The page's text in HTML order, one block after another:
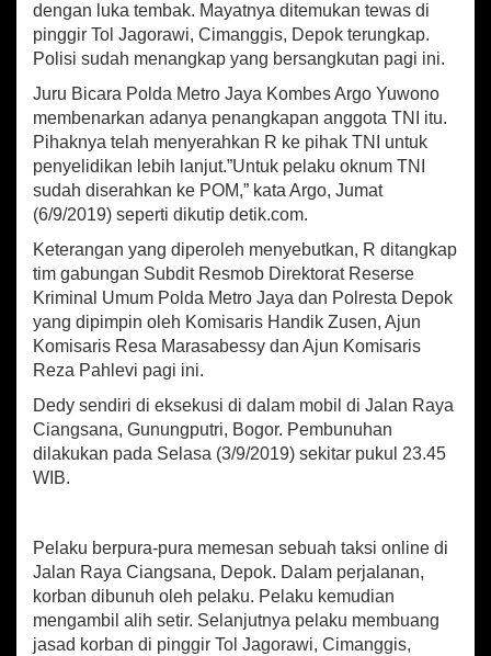
e
r
s
m
a
T
e
a
n
W
a
n
i
t
a
n
a
D
M
e
m
b
u
p
p
o
k
dengan luka tembak. Mayatnya ditemukan tewas di
pinggir Tol Jagorawi, Cimanggis, Depok terungkap.
Polisi sudah menangkap yang bersangkutan pagi ini.
Juru Bicara Polda Metro Jaya Kombes Argo Yuwono
membenarkan adanya penangkapan anggota TNI itu.
Pihaknya telah menyerahkan R ke pihak TNI untuk
penyelidikan lebih lanjut.”Untuk pelaku oknum TNI
sudah diserahkan ke POM,” kata Argo, Jumat
(6/9/2019) seperti dikutip detik.com.
Keterangan yang diperoleh menyebutkan, R ditangkap
tim gabungan Subdit Resmob Direktorat Reserse
Kriminal Umum Polda Metro Jaya dan Polresta Depok
yang dipimpin oleh Komisaris Handik Zusen, Ajun
Komisaris Resa Marasabessy dan Ajun Komisaris
Reza Pahlevi pagi ini.
Dedy sendiri di eksekusi di dalam mobil di Jalan Raya
Ciangsana, Gunungputri, Bogor. Pembunuhan
dilakukan pada Selasa (3/9/2019) sekitar pukul 23.45
WIB.
Pelaku berpura-pura memesan sebuah taksi online di
Jalan Raya Ciangsana, Depok. Dalam perjalanan,
korban dibunuh oleh pelaku. Pelaku kemudian
mengambil alih setir. Selanjutnya pelaku membuang
jasad korban di pinggir Tol Jagorawi, Cimanggis,